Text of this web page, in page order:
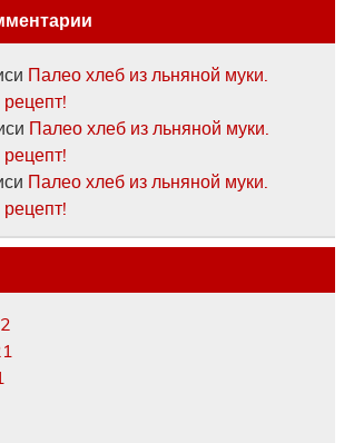
Палео хлеб из льняной муки.
Палео хлеб из льняной муки.
Палео хлеб из льняной муки.